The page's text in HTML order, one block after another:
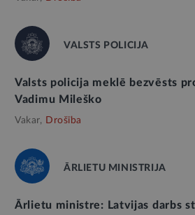
VALSTS POLICIJA
Valsts policija meklē bezvēsts
Vadimu Mileško
Vakar, Drošība
ĀRLIETU MINISTRIJA
Ārlietu ministre: Latvijas darbs